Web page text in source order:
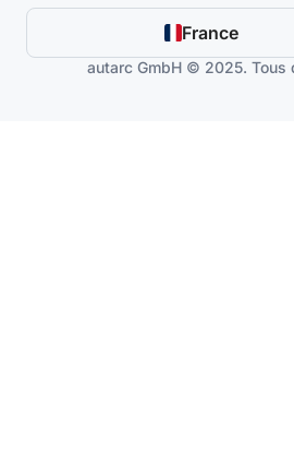
France
autarc GmbH © 2025. Tous